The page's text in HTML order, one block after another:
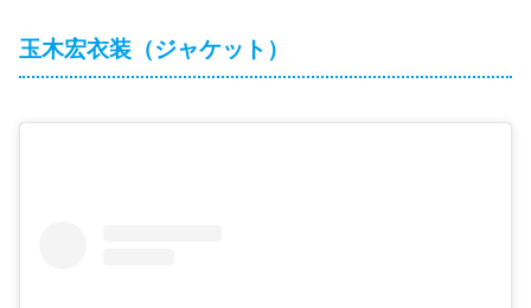
玉木宏衣装（ジャケット）